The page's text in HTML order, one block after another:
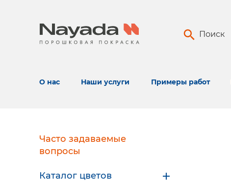
Поиск
О нас Наши услуги Примеры работ
Часто задаваемые
вопросы
Каталог цветов